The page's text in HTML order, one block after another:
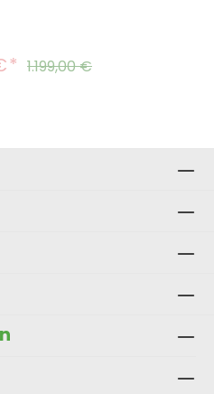
Regulärer Preis:
1.199,00 €